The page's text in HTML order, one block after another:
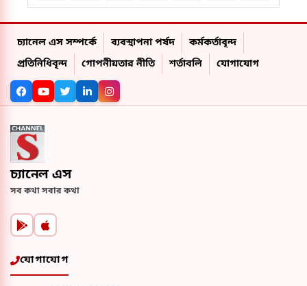
চ্যানেল এস সম্পর্কে ব্যবস্থাপনা পর্ষদ
কর্মকর্তাবৃন্দ
প্রতিনিধিবৃন্দ
গোপনীয়তার নীতি শর্তাবলি যোগাযোগ
চ্যানেল এস
সব কথা সবার কথা
যোগাযোগ